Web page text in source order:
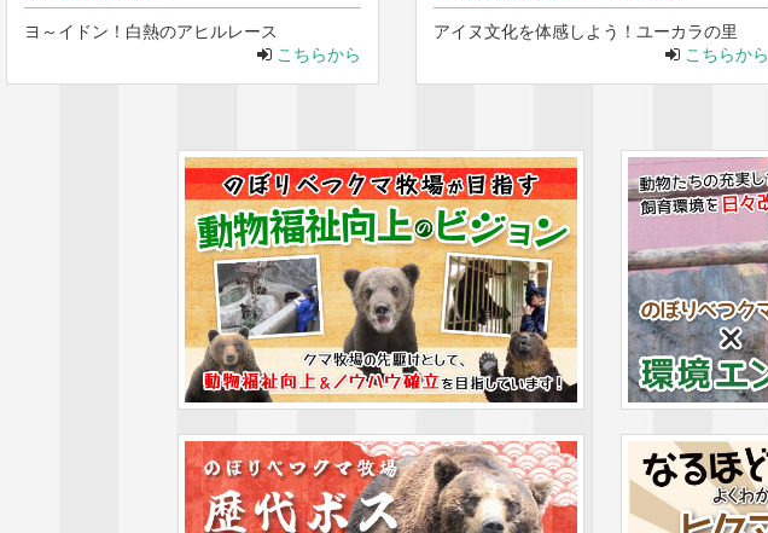
ヨ～イドン！白熱のアヒルレース
こちらから
アイヌ文化を体感しよう！ユーカラの里
こちらから